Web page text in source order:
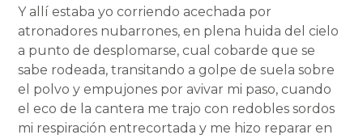
Y allí estaba yo corriendo acechada por
atronadores nubarrones, en plena huida del cielo
a punto de desplomarse, cual cobarde que se
sabe rodeada, transitando a golpe de suela sobre
el polvo y empujones por avivar mi paso, cuando
el eco de la cantera me trajo con redobles sordos
mi respiración entrecortada y me hizo reparar en